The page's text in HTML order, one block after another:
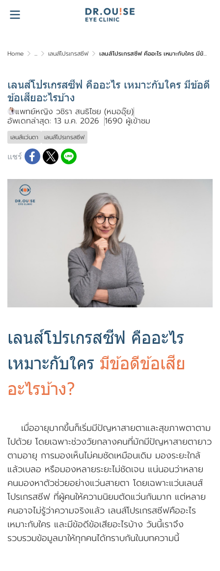
Home ... เลนส์โปรเกรสซีฟ เลนส์โปรเกรสซีฟ คืออะไร เหมาะกับใคร มีข้อดีข้อเสียอะไรบ้าง
เลนส์โปรเกรสซีฟ คืออะไร เหมาะกับใคร มีข้อดี
ข้อเสียอะไรบ้าง
แพทย์หญิง วชิรา สนธิไชย (หมออุ๊ย)
อัพเดทล่าสุด: 13 ม.ค. 2026 1690 ผู้เข้าชม
เลนส์เเว่นตา เลนส์โปรเกรสซีฟ
แชร์
เลนส์โปรเกรสซีฟ คืออะไร
เหมาะกับใคร มีข้อดีข้อเสีย
อะไรบ้าง?
เมื่ออายุมากขึ้นก็เริ่มมีปัญหาสายตาและสุขภาพตาตาม
ไปด้วย โดยเฉพาะช่วงวัยกลางคนที่มักมีปัญหาสายตายาว
ตามอายุ การมองเห็นไม่คมชัดเหมือนเดิม มองระยะใกล้
แล้วเบลอ หรือมองหลายระยะไม่ชัดเจน แน่นอนว่าหลาย
คนมองหาตัวช่วยอย่างแว่นสายตา โดยเฉพาะแว่นเลนส์
โปรเกรสซีฟ ที่ผู้คนให้ความนิยมตัดแว่นกันมาก แต่หลาย
คนอาจไม่รู้ว่าความจริงแล้ว เลนส์โปรเกรสซีฟคืออะไร
เหมาะกับใคร และมีข้อดีข้อเสียอะไรบ้าง วันนี้เราจึง
รวบรวมข้อมูลมาให้ทุกคนได้ทราบกันในบทความนี้